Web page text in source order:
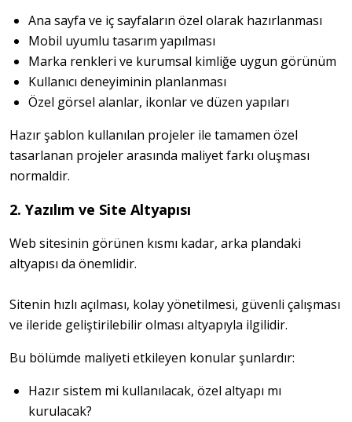
Ana sayfa ve iç sayfaların özel olarak hazırlanması
Mobil uyumlu tasarım yapılması
Marka renkleri ve kurumsal kimliğe uygun görünüm
Kullanıcı deneyiminin planlanması
Özel görsel alanlar, ikonlar ve düzen yapıları
Hazır şablon kullanılan projeler ile tamamen özel
tasarlanan projeler arasında maliyet farkı oluşması
normaldir.
2. Yazılım ve Site Altyapısı
Web sitesinin görünen kısmı kadar, arka plandaki
altyapısı da önemlidir.
Sitenin hızlı açılması, kolay yönetilmesi, güvenli çalışması
ve ileride geliştirilebilir olması altyapıyla ilgilidir.
Bu bölümde maliyeti etkileyen konular şunlardır:
Hazır sistem mi kullanılacak, özel altyapı mı
kurulacak?